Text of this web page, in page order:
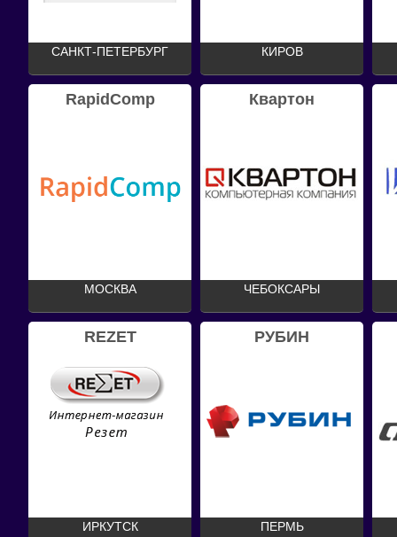
САНКТ-ПЕТЕРБУРГ КИРОВ
RapidComp
МОСКВА
Квартон
ЧЕБОКСАРЫ
REZET
ИРКУТСК
РУБИН
ПЕРМЬ